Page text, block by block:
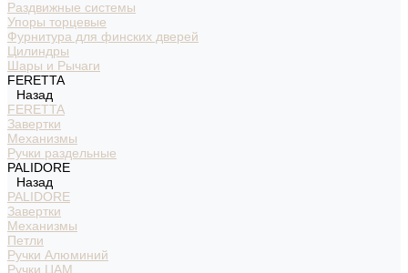
Раздвижные системы
Упоры торцевые
Фурнитура для финских дверей
Цилиндры
Шары и Рычаги
FERETTA
Назад
FERETTA
Завертки
Механизмы
Ручки раздельные
PALIDORE
Назад
PALIDORE
Завертки
Механизмы
Петли
Ручки Алюминий
Ручки ЦАМ